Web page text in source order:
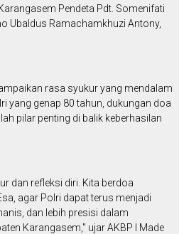
Pendeta Pdt. Somenifati
Ubaldus Ramachamkhuzi Antony,
rasa syukur yang mendalam
yang genap 80 tahun, dukungan doa
pilar penting di balik keberhasilan
dan refleksi diri. Kita berdoa
agar Polri dapat terus menjadi
dan lebih presisi dalam
Karangasem," ujar AKBP I Made